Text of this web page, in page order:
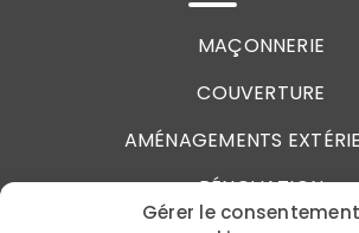
Gérer le consentement
MAÇONNERIE
COUVERTURE
AMÉNAGEMENTS
RÉNOVATION